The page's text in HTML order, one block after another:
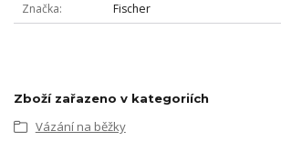
Značka Fischer
Zboží zařazeno v kategoriích
Vázání na běžky